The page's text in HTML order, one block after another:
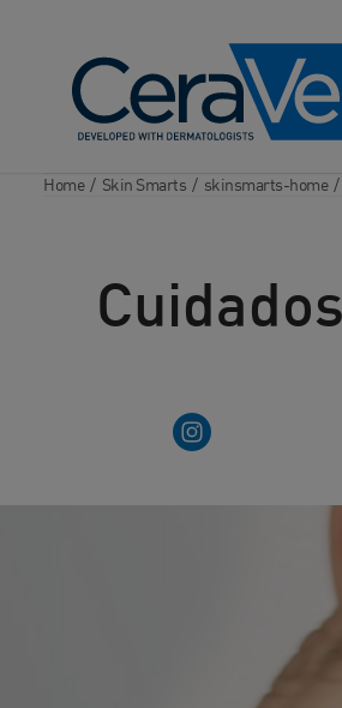
Home / Skin Smarts / skinsmarts-home /
Instagram